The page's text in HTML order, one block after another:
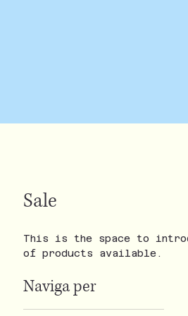
Sale
This is the space to
of products available.
Naviga per